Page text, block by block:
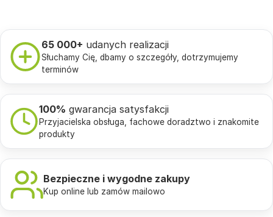
65 000+ udanych realizacji
Słuchamy Cię, dbamy o szczegóły, dotrzymujemy
terminów
100% gwarancja satysfakcji
Przyjacielska obsługa, fachowe doradztwo i znakomite
produkty
Bezpieczne i wygodne zakupy
Kup online lub zamów mailowo